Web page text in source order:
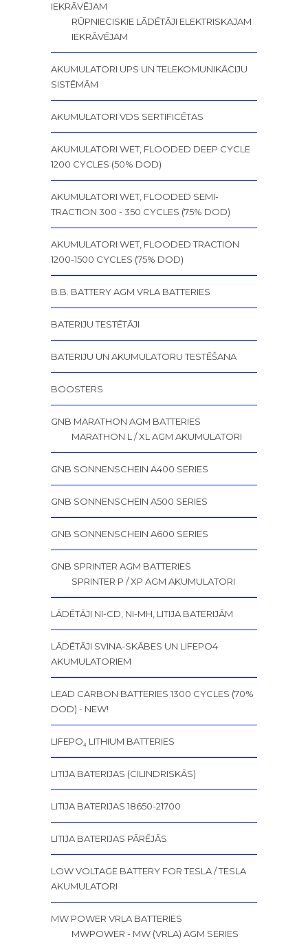
IEKRĀVĒJAM
RŪPNIECISKIE LĀDĒTĀJI ELEKTRISKAJAM
IEKRĀVĒJAM
AKUMULATORI UPS UN TELEKOMUNIKĀCIJU
SISTĒMĀM
AKUMULATORI VDS SERTIFICĒTAS
AKUMULATORI WET, FLOODED DEEP CYCLE
1200 CYCLES (50% DOD)
AKUMULATORI WET, FLOODED SEMI-
TRACTION 300 - 350 CYCLES (75% DOD)
AKUMULATORI WET, FLOODED TRACTION
1200-1500 CYCLES (75% DOD)
B.B. BATTERY AGM VRLA BATTERIES
BATERIJU TESTĒTĀJI
BATERIJU UN AKUMULATORU TESTĒŠANA
BOOSTERS
GNB MARATHON AGM BATTERIES
MARATHON L / XL AGM AKUMULATORI
GNB SONNENSCHEIN A400 SERIES
GNB SONNENSCHEIN A500 SERIES
GNB SONNENSCHEIN A600 SERIES
GNB SPRINTER AGM BATTERIES
SPRINTER P / XP AGM AKUMULATORI
LĀDĒTĀJI NI-CD, NI-MH, LITIJA BATERIJĀM
LĀDĒTĀJI SVINA-SKĀBES UN LIFEPO4
AKUMULATORIEM
LEAD CARBON BATTERIES 1300 CYCLES (70%
DOD) - NEW!
LIFEPO₄ LITHIUM BATTERIES
LITIJA BATERIJAS (CILINDRISKĀS)
LITIJA BATERIJAS 18650-21700
LITIJA BATERIJAS PĀRĒJĀS
LOW VOLTAGE BATTERY FOR TESLA / TESLA
AKUMULATORI
MW POWER VRLA BATTERIES
MWPOWER - MW (VRLA) AGM SERIES